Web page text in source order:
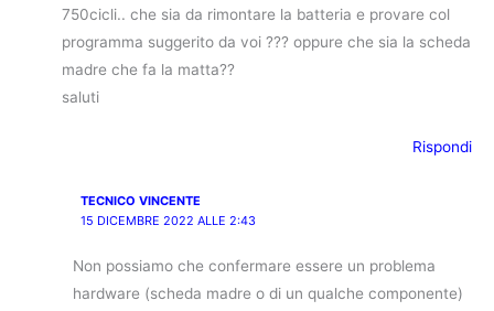
750cicli.. che sia da rimontare la batteria e provare col
programma suggerito da voi ??? oppure che sia la scheda
madre che fa la matta??
saluti
Rispondi
TECNICO VINCENTE
15 DICEMBRE 2022 ALLE 2:43
Non possiamo che confermare essere un problema
hardware (scheda madre o di un qualche componente)